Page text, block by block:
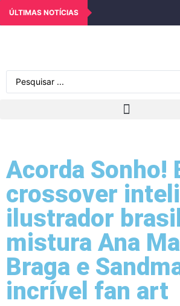
ÚLTIMAS NOTÍCIAS
Acorda Sonho!
crossover
ilustrador
mistura Ana
Braga e
incrível fan art